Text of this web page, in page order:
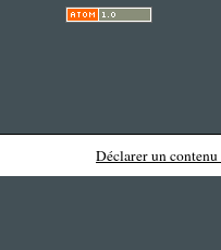
Déclarer un